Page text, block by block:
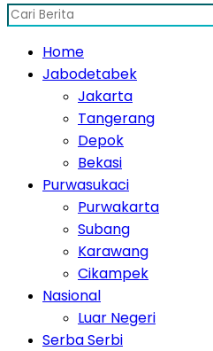
Home
Jabodetabek
Jakarta
Tangerang
Depok
Bekasi
Purwasukaci
Purwakarta
Subang
Karawang
Cikampek
Nasional
Luar Negeri
Serba Serbi